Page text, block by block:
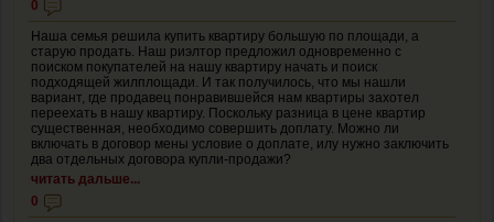
0
Наша семья решила купить квартиру большую по площади, а
старую продать. Наш риэлтор предложил одновременно с
поиском покупателей на нашу квартиру начать и поиск
подходящей жилплощади. И так получилось, что мы нашли
вариант, где продавец понравившейся нам квартиры захотел
переехать в нашу квартиру. Поскольку разница в цене квартир
существенная, необходимо совершить доплату. Можно ли
включать в договор мены условие о доплате, илу нужно заключить
два отдельных договора купли-продажи?
читать дальше...
0